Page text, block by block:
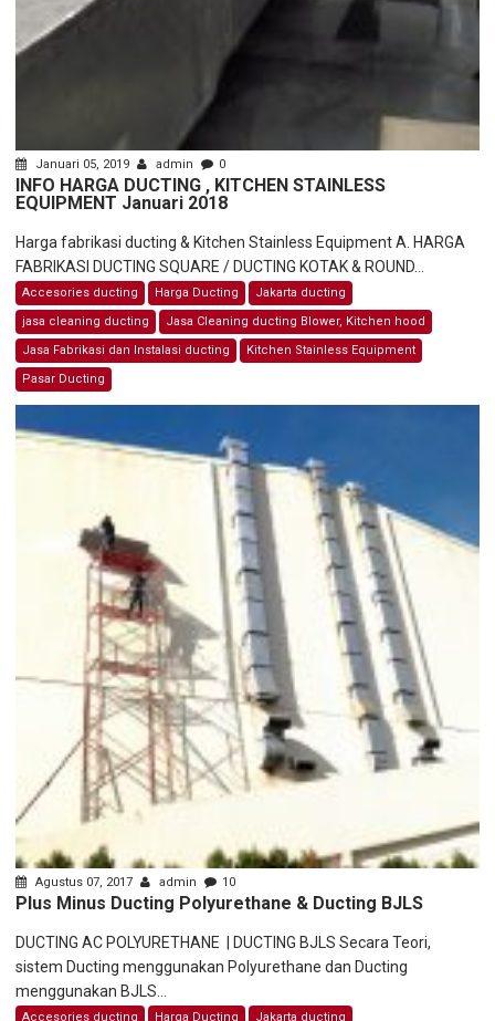
Januari 05, 2019 admin 0
INFO HARGA DUCTING , KITCHEN STAINLESS
EQUIPMENT Januari 2018
Harga fabrikasi ducting & Kitchen Stainless Equipment A. HARGA
FABRIKASI DUCTING SQUARE / DUCTING KOTAK & ROUND...
Accesories ducting Harga Ducting
Jakarta ducting
jasa cleaning ducting
Jasa Cleaning ducting Blower, Kitchen hood
Jasa Fabrikasi dan Instalasi ducting
Kitchen Stainless Equipment
Pasar Ducting
Agustus 07, 2017 admin 10
Plus Minus Ducting Polyurethane & Ducting BJLS
DUCTING AC POLYURETHANE | DUCTING BJLS Secara Teori,
sistem Ducting menggunakan Polyurethane dan Ducting
menggunakan BJLS...
Accesories ducting Harga Ducting
Jakarta ducting